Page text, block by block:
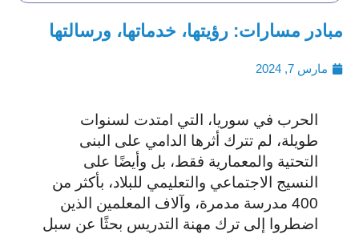
مبادر مسارات: رؤيتها، خدماتها، ورسالتها
مارس 7, 2024
الحرب في سوريا، التي امتدت لسنوات
طويلة، لم تترك أثرها الدامي على البنى
التحتية والمعمارية فقط، بل وأيضًا على
النسيج الاجتماعي والتعليمي للبلاد، بأكثر من
400 مدرسة مدمرة، وآلاف المعلمين الذين
اضطروا إلى ترك مهنة التدريس بحثًا عن سبل